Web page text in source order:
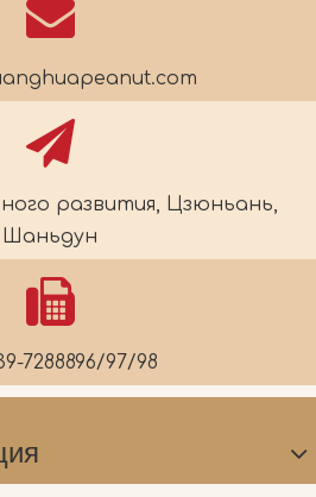
развития, Цзюньань,
Шаньдун
7288896/97/98